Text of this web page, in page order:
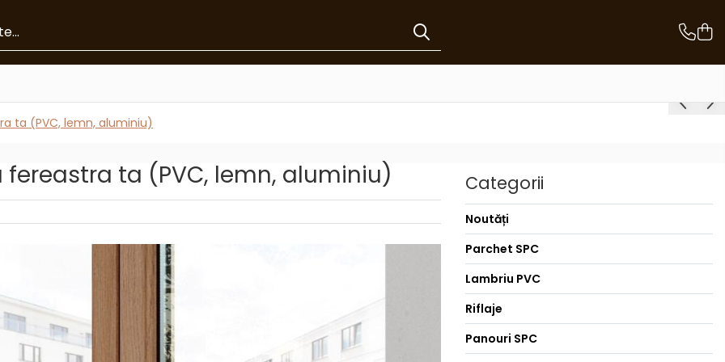
ta (PVC, lemn, aluminiu)
ta (PVC, lemn, aluminiu) Categorii
Noutăți
Parchet SPC
Lambriu PVC
Riflaje
Panouri SPC